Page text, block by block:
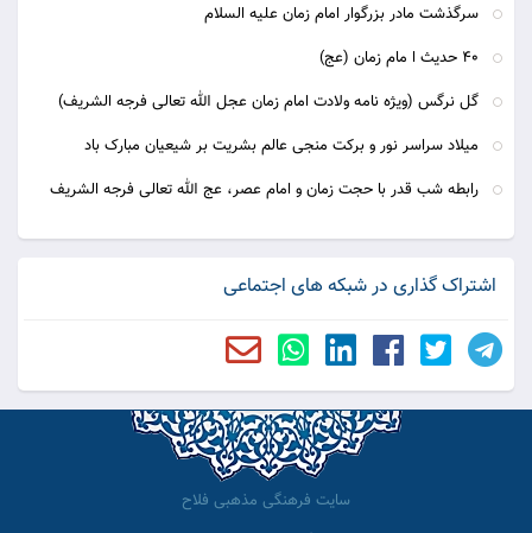
سرگذشت مادر بزرگوار امام زمان علیه السلام
40 حدیث ا مام زمان (عج)
گل نرگس (ویژه نامه ولادت امام زمان عجل الله تعالی فرجه الشریف)
میلاد سراسر نور و برکت منجی عالم بشریت بر شیعیان مبارک باد
رابطه شب قدر با حجت زمان و امام عصر، عج الله تعالی فرجه الشریف
اشتراک گذاری در شبکه های اجتماعی
سایت فرهنگی مذهبی فلاح